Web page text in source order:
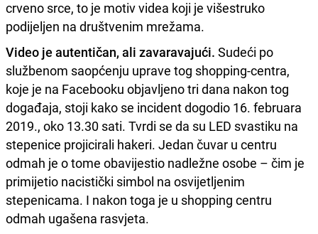
crveno srce, to je motiv videa koji je višestruko
podijeljen na društvenim mrežama.
Video je autentičan, ali zavaravajući. Sudeći po
službenom saopćenju uprave tog shopping-centra,
koje je na Facebooku objavljeno tri dana nakon tog
događaja, stoji kako se incident dogodio 16. februara
2019., oko 13.30 sati. Tvrdi se da su LED svastiku na
stepenice projicirali hakeri. Jedan čuvar u centru
odmah je o tome obavijestio nadležne osobe – čim je
primijetio nacistički simbol na osvijetljenim
stepenicama. I nakon toga je u shopping centru
odmah ugašena rasvjeta.